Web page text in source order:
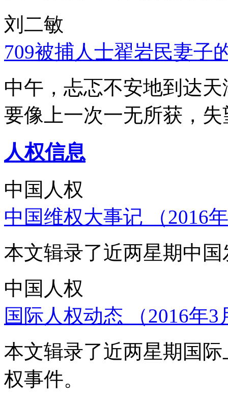
刘二敏
709被捕人士翟岩民妻子
中午，忐忑不安地到达
要像上一次一无所获，
人权信息
中国人权
中国维权大事记 （2016
本文辑录了近两星期中
中国人权
国际人权动态 （2016年
本文辑录了近两星期国
权事件。